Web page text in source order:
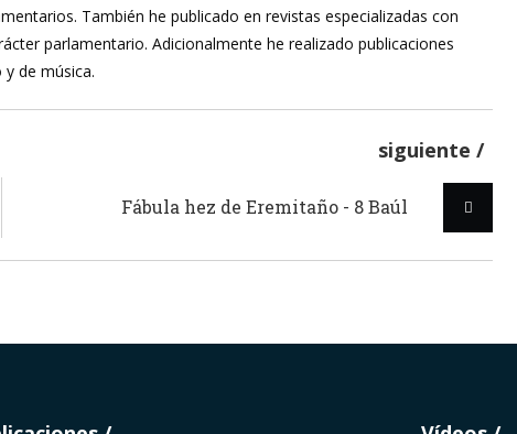
También he publicado en revistas especializadas con
parlamentario. Adicionalmente he realizado publicaciones
de música.
siguiente
Fábula hez de Eremitaño - 8 Baúl